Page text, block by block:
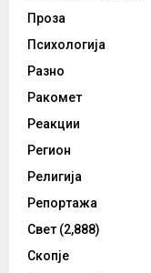
Проза
Психологија
Разно
Ракомет
Реакции
Регион
Религија
Репортажа
Свет (2,888)
Скопје